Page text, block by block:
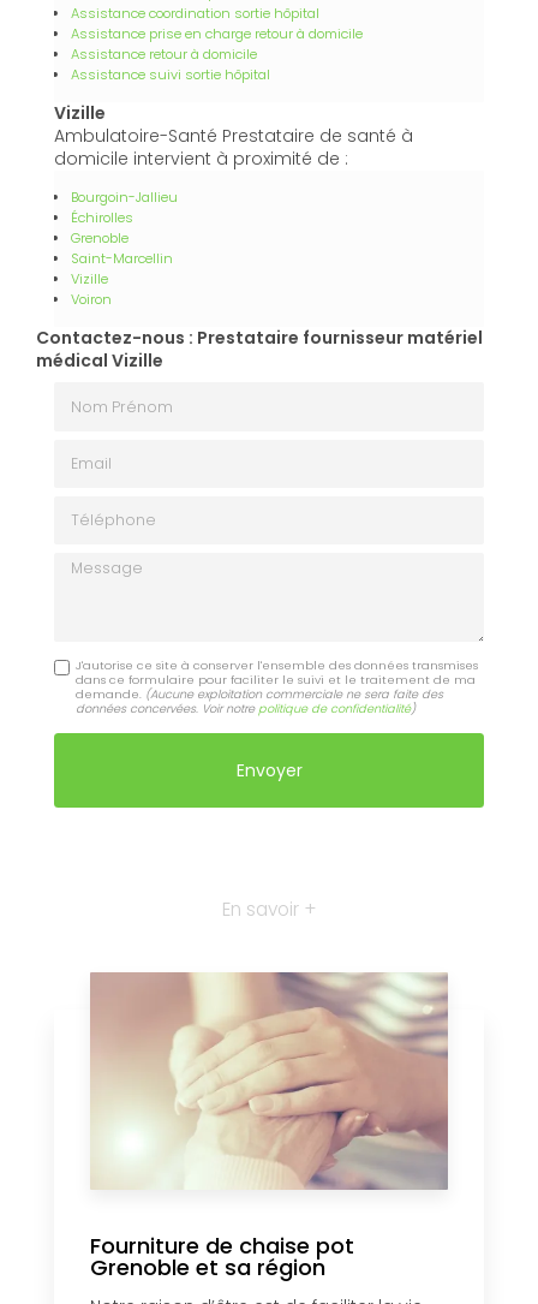
Assistance coordination sortie hôpital
Assistance prise en charge retour à domicile
Assistance retour à domicile
Assistance suivi sortie hôpital
Vizille
Ambulatoire-Santé Prestataire de santé à
domicile intervient à proximité de :
Bourgoin-Jallieu
Échirolles
Grenoble
Saint-Marcellin
Vizille
Voiron
Contactez-nous : Prestataire fournisseur matériel
médical Vizille
Message
J'autorise ce site à conserver l'ensemble des données transmises
dans ce formulaire pour faciliter le suivi et le traitement de ma
demande. (Aucune exploitation commerciale ne sera faite des
données concervées. Voir notre politique de confidentialité)
En savoir +
Fourniture de chaise pot
Grenoble et sa région